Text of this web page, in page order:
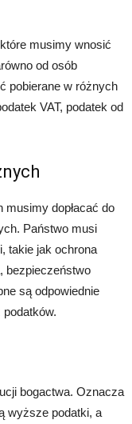
musimy wnosić
od osób
pobierane w różnych
VAT, podatek od
musimy dopłacać do
Państwo musi
takie jak ochrona
bezpieczeństwo
są odpowiednie
bogactwa. Oznacza
wyższe podatki, a